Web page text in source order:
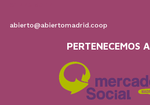
abierto@abiertomadrid.coop
PERTENECEMOS A